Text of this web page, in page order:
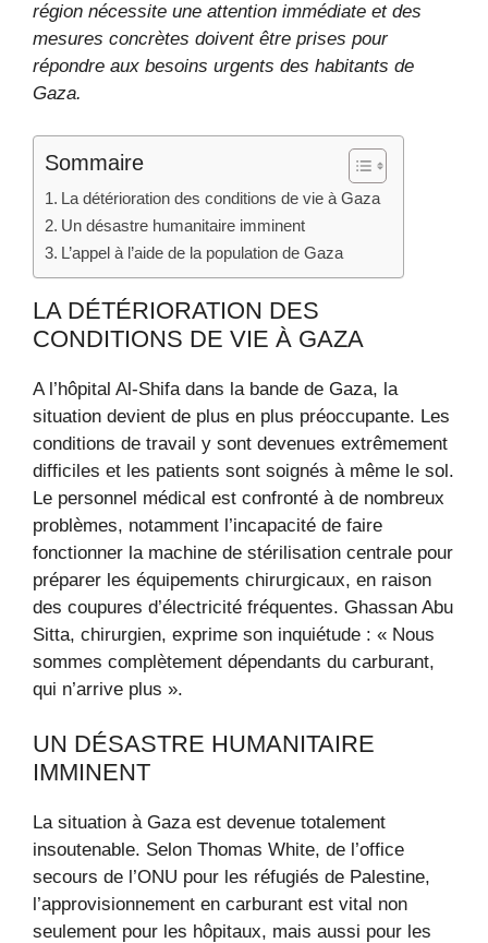
région nécessite une attention immédiate et des
mesures concrètes doivent être prises pour
répondre aux besoins urgents des habitants de
Gaza.
Sommaire
La détérioration des conditions de vie à Gaza
Un désastre humanitaire imminent
L’appel à l’aide de la population de Gaza
LA DÉTÉRIORATION DES
CONDITIONS DE VIE À GAZA
A l’hôpital Al-Shifa dans la bande de Gaza, la
situation devient de plus en plus préoccupante. Les
conditions de travail y sont devenues extrêmement
difficiles et les patients sont soignés à même le sol.
Le personnel médical est confronté à de nombreux
problèmes, notamment l’incapacité de faire
fonctionner la machine de stérilisation centrale pour
préparer les équipements chirurgicaux, en raison
des coupures d’électricité fréquentes. Ghassan Abu
Sitta, chirurgien, exprime son inquiétude : « Nous
sommes complètement dépendants du carburant,
qui n’arrive plus ».
UN DÉSASTRE HUMANITAIRE
IMMINENT
La situation à Gaza est devenue totalement
insoutenable. Selon Thomas White, de l’office
secours de l’ONU pour les réfugiés de Palestine,
l’approvisionnement en carburant est vital non
seulement pour les hôpitaux, mais aussi pour les